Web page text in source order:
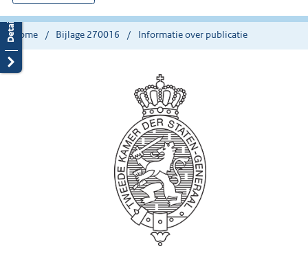
hier:
Home Bijlage 270016 Informatie over publicatie